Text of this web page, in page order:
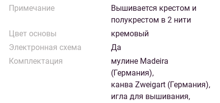
Примечание
Вышивается крестом и
полукрестом в 2 нити
Цвет основы
кремовый
Электронная схема
Да
Комплектация
мулине Madeira
(Германия),
канва Zweigart (Германия),
игла для вышивания,